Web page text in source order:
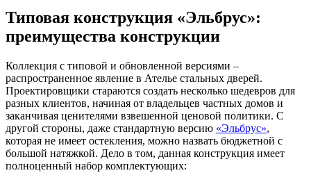
Типовая конструкция «Эльбрус»:
преимущества конструкции
Коллекция с типовой и обновленной версиями –
распространенное явление в Ателье стальных дверей.
Проектировщики стараются создать несколько шедевров для
разных клиентов, начиная от владельцев частных домов и
заканчивая ценителями взвешенной ценовой политики. С
другой стороны, даже стандартную версию «Эльбрус»,
которая не имеет остекления, можно назвать бюджетной с
большой натяжкой. Дело в том, данная конструкция имеет
полноценный набор комплектующих: